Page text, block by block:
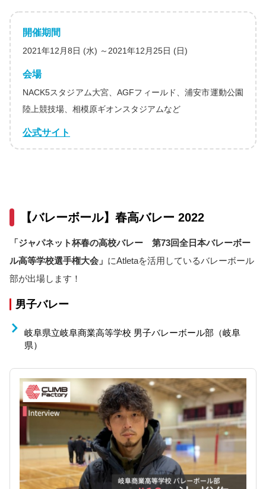
開催期間
2021年12月8日 (水) ～2021年12月25日 (日)
会場
NACK5スタジアム大宮、AGFフィールド、浦安市運動公園
陸上競技場、相模原ギオンスタジアムなど
公式サイト
【バレーボール】春高バレー 2022
「ジャパネット杯春の高校バレー 第73回全日本バレーボー
ル高等学校選手権大会」 にAtletaを活用しているバレーボール
部が出場します！
男子バレー
岐阜県立岐阜商業高等学校 男子バレーボール部（岐阜
県）